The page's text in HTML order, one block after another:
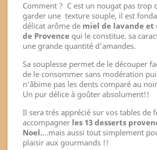
Comment ? C est un nougat pas trop
garder une texture souple, il est
délicat arôme de miel de lavande et
de Provence qui le constitue. sa
une grande quantité d'amandes.
Sa souplesse permet de le découper
de le consommer sans modération
n'âbime pas les dents comparé au
Un pur délice à goûter absolument!!
Il sera trés apprécié sur vos tables de
accompagner les 13 desserts
Noel....mais aussi tout simplement
plaisir aux gourmands !!